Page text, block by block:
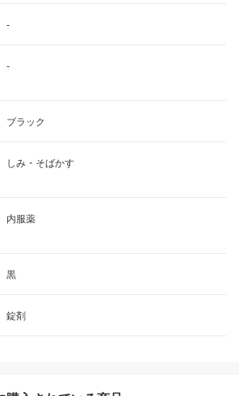
-
-
ブラック
しみ・そばかす
内服薬
黒
錠剤